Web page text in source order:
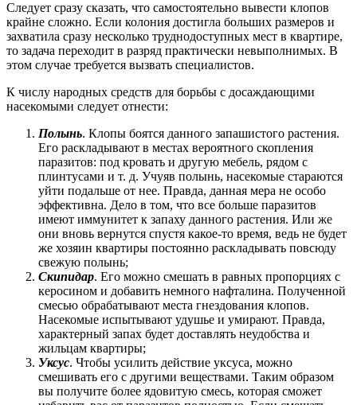
Следует сразу сказать, что самостоятельно вывести клопов
крайне сложно. Если колония достигла больших размеров и
захватила сразу несколько труднодоступных мест в квартире,
то задача переходит в разряд практически невыполнимых. В
этом случае требуется вызвать специалистов.
К числу народных средств для борьбы с досаждающими
насекомыми следует отнести:
Полынь. Клопы боятся данного запашистого растения.
Его раскладывают в местах вероятного скопления
паразитов: под кровать и другую мебель, рядом с
плинтусами и т. д. Учуяв полынь, насекомые стараются
уйти подальше от нее. Правда, данная мера не особо
эффективна. Дело в том, что все больше паразитов
имеют иммунитет к запаху данного растения. Или же
они вновь вернутся спустя какое-то время, ведь не будет
же хозяин квартиры постоянно раскладывать повсюду
свежую полынь;
Скипидар. Его можно смешать в равных пропорциях с
керосином и добавить немного нафталина. Полученной
смесью обрабатывают места гнездования клопов.
Насекомые испытывают удушье и умирают. Правда,
характерный запах будет доставлять неудобства и
жильцам квартиры;
Уксус. Чтобы усилить действие уксуса, можно
смешивать его с другими веществами. Таким образом
вы получите более ядовитую смесь, которая сможет